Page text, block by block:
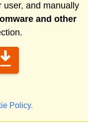
user, and manually
and other
Policy.